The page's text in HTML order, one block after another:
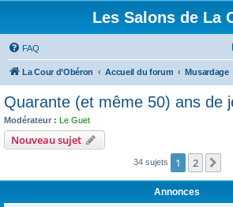
Les Salons de La
FAQ
La Cour d’Obéron Accueil du forum Musardage
Quarante (et même 50) ans de
Modérateur : Le Guet
Nouveau sujet
34 sujets 1 2
Annonces